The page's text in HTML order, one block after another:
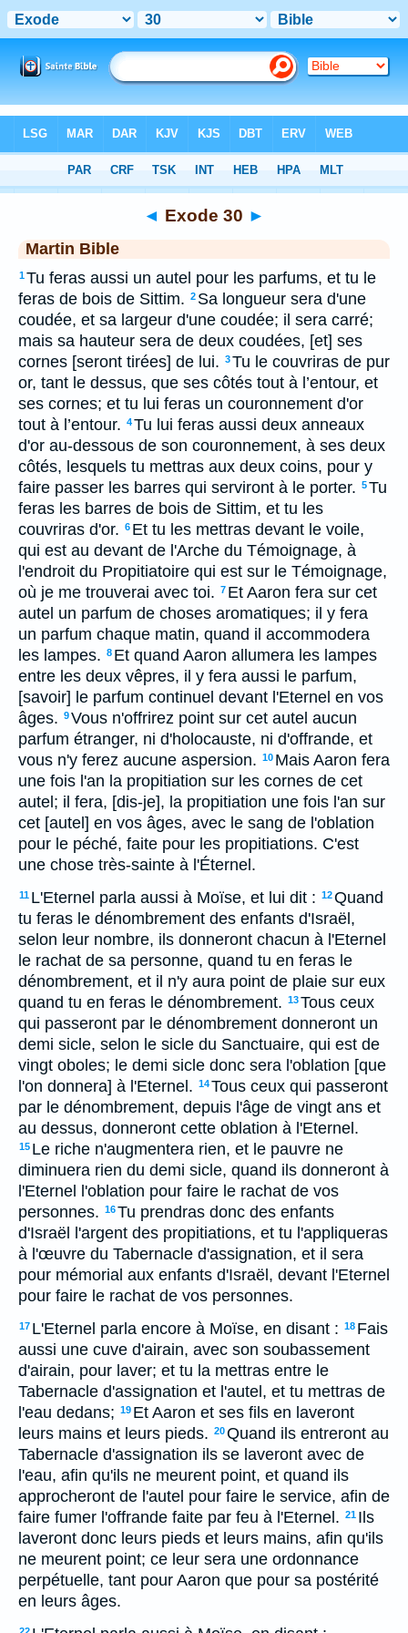
> Exode 30
◄ Exode 30 ►
Martin Bible
1Tu feras aussi un autel pour les parfums, et tu le
feras de bois de Sittim. 2 Sa longueur sera d'une
coudée, et sa largeur d'une coudée; il sera carré;
mais sa hauteur sera de deux coudées, [et] ses
cornes [seront tirées] de lui. 3Tu le couvriras de pur
or, tant le dessus, que ses côtés tout à l’entour, et
ses cornes; et tu lui feras un couronnement d'or
tout à l’entour. 4Tu lui feras aussi deux anneaux
d'or au-dessous de son couronnement, à ses deux
côtés, lesquels tu mettras aux deux coins, pour y
faire passer les barres qui serviront à le porter. 5Tu
feras les barres de bois de Sittim, et tu les
couvriras d'or. 6 Et tu les mettras devant le voile,
qui est au devant de l'Arche du Témoignage, à
l'endroit du Propitiatoire qui est sur le Témoignage,
où je me trouverai avec toi. 7 Et Aaron fera sur cet
autel un parfum de choses aromatiques; il y fera
un parfum chaque matin, quand il accommodera
les lampes. 8 Et quand Aaron allumera les lampes
entre les deux vêpres, il y fera aussi le parfum,
[savoir] le parfum continuel devant l'Eternel en vos
âges. 9Vous n'offrirez point sur cet autel aucun
parfum étranger, ni d'holocauste, ni d'offrande, et
vous n'y ferez aucune aspersion. 10 Mais Aaron fera
une fois l'an la propitiation sur les cornes de cet
autel; il fera, [dis-je], la propitiation une fois l'an sur
cet [autel] en vos âges, avec le sang de l'oblation
pour le péché, faite pour les propitiations. C'est
une chose très-sainte à l'Éternel.
11 L'Eternel parla aussi à Moïse, et lui dit : 12Quand
tu feras le dénombrement des enfants d'Israël,
selon leur nombre, ils donneront chacun à l'Eternel
le rachat de sa personne, quand tu en feras le
dénombrement, et il n'y aura point de plaie sur eux
quand tu en feras le dénombrement. 13Tous ceux
qui passeront par le dénombrement donneront un
demi sicle, selon le sicle du Sanctuaire, qui est de
vingt oboles; le demi sicle donc sera l'oblation [que
l'on donnera] à l'Eternel. 14Tous ceux qui passeront
par le dénombrement, depuis l'âge de vingt ans et
au dessus, donneront cette oblation à l'Eternel.
15 Le riche n'augmentera rien, et le pauvre ne
diminuera rien du demi sicle, quand ils donneront à
l'Eternel l'oblation pour faire le rachat de vos
personnes. 16Tu prendras donc des enfants
d'Israël l'argent des propitiations, et tu l'appliqueras
à l'œuvre du Tabernacle d'assignation, et il sera
pour mémorial aux enfants d'Israël, devant l'Eternel
pour faire le rachat de vos personnes.
17 L'Eternel parla encore à Moïse, en disant : 18 Fais
aussi une cuve d'airain, avec son soubassement
d'airain, pour laver; et tu la mettras entre le
Tabernacle d'assignation et l'autel, et tu mettras de
l'eau dedans; 19 Et Aaron et ses fils en laveront
leurs mains et leurs pieds. 20Quand ils entreront au
Tabernacle d'assignation ils se laveront avec de
l'eau, afin qu'ils ne meurent point, et quand ils
approcheront de l'autel pour faire le service, afin de
faire fumer l'offrande faite par feu à l'Eternel. 21 Ils
laveront donc leurs pieds et leurs mains, afin qu'ils
ne meurent point; ce leur sera une ordonnance
perpétuelle, tant pour Aaron que pour sa postérité
en leurs âges.